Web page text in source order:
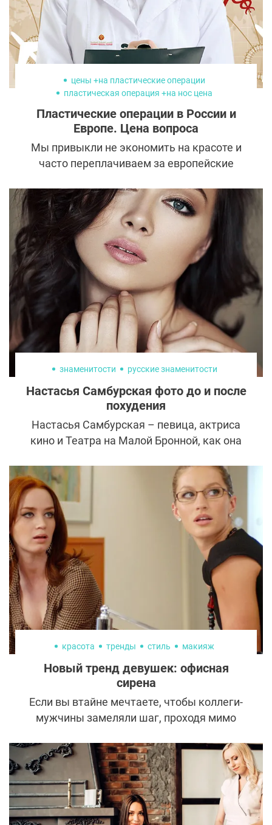
цены +на пластические операции
пластическая операция +на нос цена
цены +на пластические операции +в москве
Пластические операции в России и
Европе. Цена вопроса
Мы привыкли не экономить на красоте и
часто переплачиваем за европейские
т.к. отечественной альтернативы пока еще
недостаточно. Но нужно ли делать это,
когда дело касается эстетической
медицины? Ведь пластические операции в
России именно тот случай, когда
качественные услуги можно получить по
приемлемым ценам.
знаменитости русские знаменитости
Настасья Самбурская фото до и после
похудения
Настасья Самбурская – певица, актриса
кино и Театра на Малой Бронной, как она
зрителям девушка известна в первую
очередь как Кристина Соколовская –
героиня сериала «Универ». Эта роль
принесла Настасье славу и вместе с ней
обсуждение внешности.
красота тренды стиль макияж
Новый тренд девушек: офисная
сирена
Если вы втайне мечтаете, чтобы коллеги-
мужчины замеляли шаг, проходя мимо
возможности обменяться взглядами, то
тренд "офисная сирена" для вас.